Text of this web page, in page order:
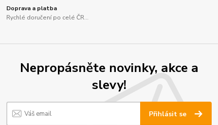
Doprava a platba
Rychlé doručení po celé ČR...
Nepropásněte novinky, akce a
slevy!
Přihlásit se